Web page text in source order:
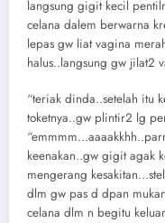
langsung gigit kecil
celana dalem berwarna
lepas gw liat vagina
halus..langsung gw jilat2
“teriak dinda..setelah itu
toketnya..gw plintir2 lg
keenakan..gw gigit agak
mengerang
dlm gw pas d dpan
celana dlm n begitu